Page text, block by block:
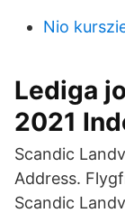
Nio
Lediga
2021
Scandic
Address.
Scandic